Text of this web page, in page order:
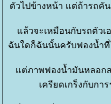
ตัวไปข้างหน้า แต่ถ้ารถคัน
ล้วจะเหมือนกับรถตัวเอ
ฉันใดก็ฉันนั้นครับฟองน้ำที่
ต่ภาพฟองน้ำมันหลอกส
เครียดเกร็งกับกา